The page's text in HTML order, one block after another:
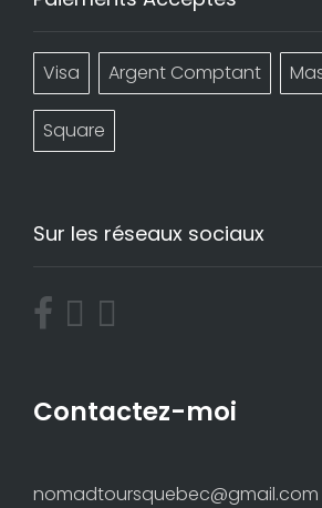
Visa Argent Comptant
Square
Sur les réseaux sociaux
Contactez-moi
nomadtoursquebec@gmail.com